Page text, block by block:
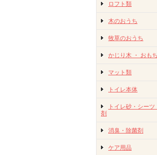
ロフト類
木のおうち
牧草のおうち
かじり木 ・ おも
マット類
トイレ本体
トイレ砂・シー
剤
消臭・除菌剤
ケア用品